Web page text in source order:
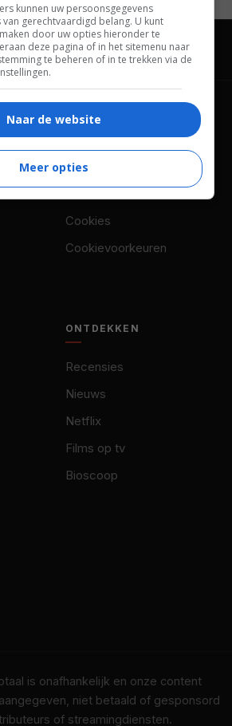
filmoverzicht.
Privacy
Cookies
Cookievoorkeuren
ONTDEKKEN
Recensies
Nieuws
Netflix
Films op tv
Bioscoop
is onafhankelijk en onze content
niet betaald of gesponsord
of streamingdiensten.
kunnen uw persoonsgegevens
gerechtvaardigd belang. U kunt
door uw opties hieronder te
deze pagina of in het sitemenu naar
te beheren of in te trekken via de
Naar de website
Meer opties